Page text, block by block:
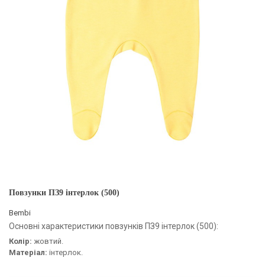
Повзунки ПЗ9 інтерлок (500)
Bembi
Основні характеристики повзунків ПЗ9 інтерлок (500):
Колір: жовтий.
Матеріал: інтерлок.